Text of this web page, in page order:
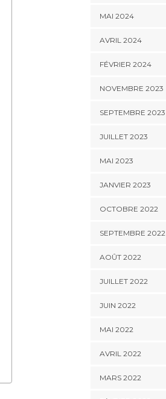
MAI 2024
AVRIL 2024
FÉVRIER 2024
NOVEMBRE 2023
SEPTEMBRE 2023
JUILLET 2023
MAI 2023
JANVIER 2023
OCTOBRE 2022
SEPTEMBRE 2022
AOÛT 2022
JUILLET 2022
JUIN 2022
MAI 2022
AVRIL 2022
MARS 2022